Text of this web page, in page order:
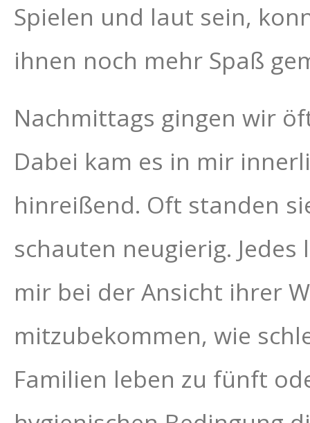
Spielen und laut sein,
ihnen noch mehr Spaß
Nachmittags gingen wir
Dabei kam es in mir
hinreißend. Oft standen
schauten neugierig.
mir bei der Ansicht ihrer
mitzubekommen, wie
Familien leben zu fünft